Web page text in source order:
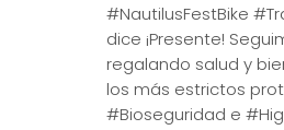
#NautilusFestBike
dice ¡Presente!
regalando salud y
los más estrictos
#Bioseguridad e